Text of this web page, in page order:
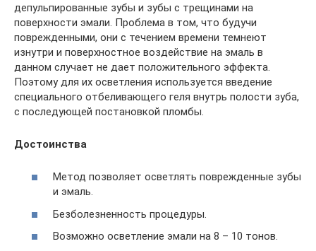
депульпированные зубы и зубы с трещинами на
поверхности эмали. Проблема в том, что будучи
поврежденными, они с течением времени темнеют
изнутри и поверхностное воздействие на эмаль в
данном случает не дает положительного эффекта.
Поэтому для их осветления используется введение
специального отбеливающего геля внутрь полости зуба,
с последующей постановкой пломбы.
Достоинства
Метод позволяет осветлять поврежденные зубы
и эмаль.
Безболезненность процедуры.
Возможно осветление эмали на 8 – 10 тонов.